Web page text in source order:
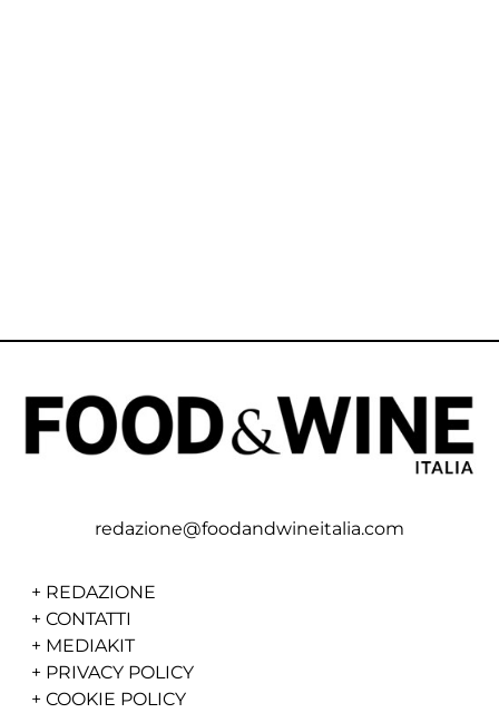
redazione@foodandwineitalia.com
+ REDAZIONE
+ CONTATTI
+ MEDIAKIT
+ PRIVACY POLICY
+ COOKIE POLICY